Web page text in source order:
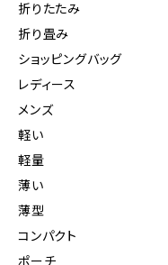
折りたたみ
折り畳み
ショッピングバッグ
レディース
メンズ
軽い
軽量
薄い
薄型
コンパクト
ポーチ